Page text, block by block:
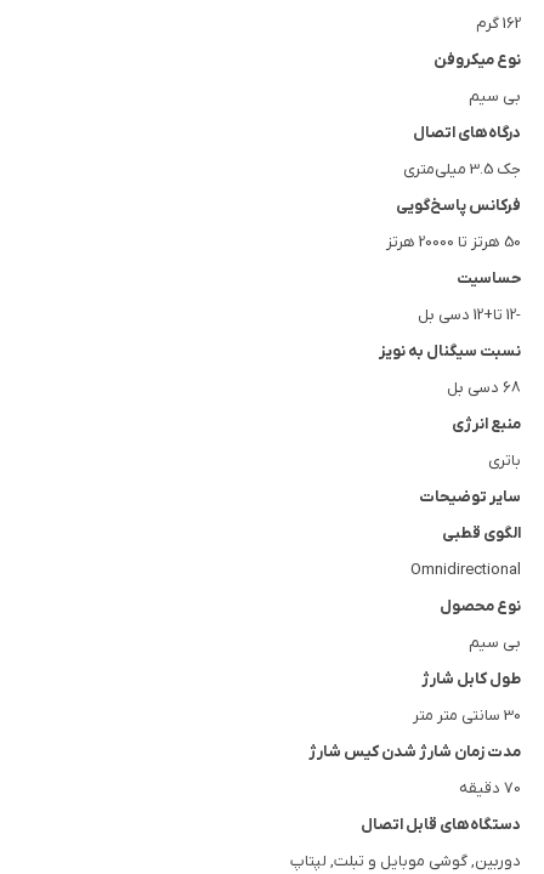
162 گرم
نوع میکروفن
بی سیم
درگاه‌های اتصال
جک 3.5 میلی‌متری
فرکانس پاسخ‌گویی
50 هرتز تا 20000 هرتز
حساسیت
-12 تا+12 دسی بل
نسبت سیگنال به نویز
68 دسی بل
منبع انرژی
باتری
سایر توضیحات
الگوی قطبی
Omnidirectional
نوع محصول
بی سیم
طول کابل شارژ
30 سانتی متر متر
مدت زمان شارژ شدن کیس شارژ
70 دقیقه
دستگاه‌های قابل اتصال
دوربین, گوشی موبایل و تبلت, لپتاپ